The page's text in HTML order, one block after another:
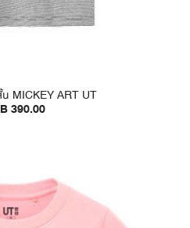
MICKEY ART UT
390.00